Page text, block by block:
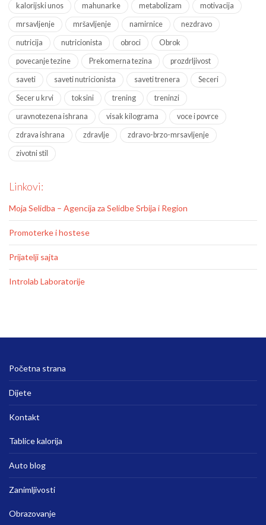
kalorijski unos mahunarke metabolizam motivacija
mrsavljenje mršavljenje namirnice nezdravo
nutricija nutricionista obroci Obrok
povecanje tezine Prekomerna tezina prozdrljivost
saveti saveti nutricionista saveti trenera Seceri
Secer u krvi toksini trening treninzi
uravnotezena ishrana visak kilograma voce i povrce
zdrava ishrana zdravlje zdravo-brzo-mrsavljenje
zivotni stil
Linkovi:
Moja Selidba – Agencija za Selidbe Srbija i Region
Promoterke i hostese
Prijatelji sajta
Introlab Laboratorije
Početna strana
Dijete
Kontakt
Tablice kalorija
Auto blog
Zanimljivosti
Obrazovanje